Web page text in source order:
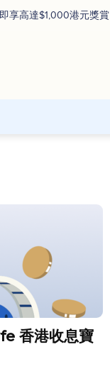
享高達$1,000港元獎賞
香港收息寶